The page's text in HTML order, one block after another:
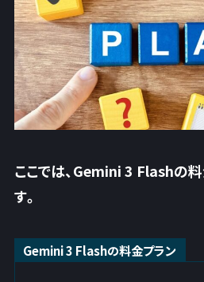
ここでは、Gemini 3 Flashの
す。
Gemini 3 Flashの料金プラン